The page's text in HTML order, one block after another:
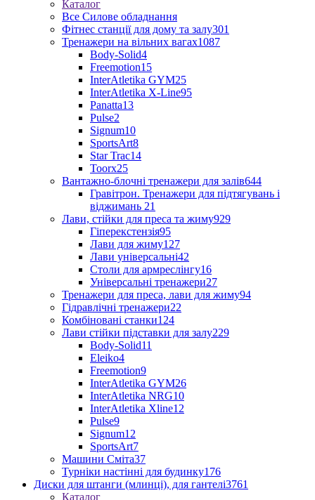
Каталог
Все Силове обладнання
Фітнес станції для дому та залу301
Тренажери на вільних вагах1087
Body-Solid4
Freemotion15
InterAtletika GYM25
InterAtletika X-Line95
Panatta13
Pulse2
Signum10
SportsArt8
Star Trac14
Toorx25
Вантажно-блочні тренажери для залів644
Гравітрон. Тренажери для підтягувань і
віджимань 21
Лави, стійки для преса та жиму929
Гіперекстензія95
Лави для жиму127
Лави універсальні42
Столи для армреслінгу16
Універсальні тренажери27
Тренажери для преса, лави для жиму94
Гідравлічні тренажери22
Комбіновані станки124
Лави стійки підставки для залу229
Body-Solid11
Eleiko4
Freemotion9
InterAtletika GYM26
InterAtletika NRG10
InterAtletika Xline12
Pulse9
Signum12
SportsArt7
Машини Сміта37
Турніки настінні для будинку176
Диски для штанги (млинці), для гантелі3761
Каталог